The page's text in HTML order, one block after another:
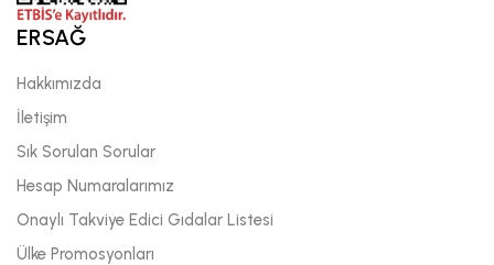
ERSAĞ
Hakkımızda
İletişim
Sık Sorulan Sorular
Hesap Numaralarımız
Onaylı Takviye Edici Gıdalar Listesi
Ülke Promosyonları